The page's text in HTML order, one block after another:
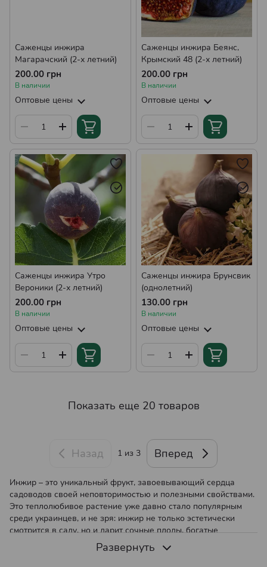
Саженцы инжира
Магарачский (2-х летний)
200.00 грн
В наличии
Оптовые цены
Саженцы инжира Беянс,
Крымский 48 (2-х летний)
200.00 грн
В наличии
Оптовые цены
Саженцы инжира Утро
Вероники (2-х летний)
200.00 грн
В наличии
Оптовые цены
Саженцы инжира Брунсвик
(однолетний)
130.00 грн
В наличии
Оптовые цены
Показать еще 20 товаров
Назад 1 из 3 Вперед
Инжир – это уникальный фрукт, завоевывающий сердца
садоводов своей неповторимостью и полезными свойствами.
Это теплолюбивое растение уже давно стало популярным
среди украинцев, и не зря: инжир не только эстетически
смотрится в саду, но и дарит сочные плоды, богатые
витаминами и минералами. Если вы мечтаете о собственном
урожае инжира, саженцы инжира станут вашим первым
Развернуть